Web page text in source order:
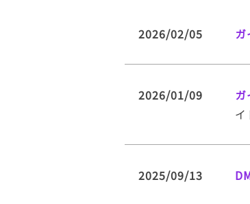
2026/02/05
2026/01/09
2025/09/13